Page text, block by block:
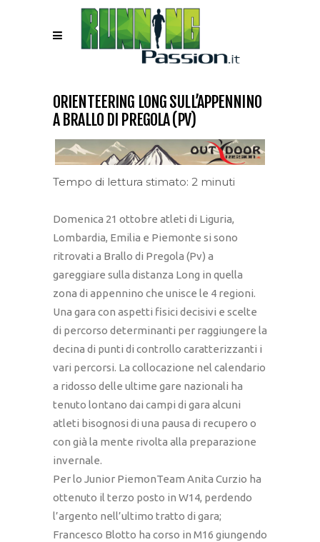
ORIENTEERING LONG SULL’APPENNINO
A BRALLO DI PREGOLA (PV)
Tempo di lettura stimato: 2 minuti
Domenica 21 ottobre atleti di Liguria,
Lombardia, Emilia e Piemonte si sono
ritrovati a Brallo di Pregola (Pv) a
gareggiare sulla distanza Long in quella
zona di appennino che unisce le 4 regioni.
Una gara con aspetti fisici decisivi e scelte
di percorso determinanti per raggiungere la
decina di punti di controllo caratterizzanti i
vari percorsi. La collocazione nel calendario
a ridosso delle ultime gare nazionali ha
tenuto lontano dai campi di gara alcuni
atleti bisognosi di una pausa di recupero o
con già la mente rivolta alla preparazione
invernale.
Per lo Junior PiemonTeam Anita Curzio ha
ottenuto il terzo posto in W14, perdendo
l’argento nell’ultimo tratto di gara;
Francesco Blotto ha corso in M16 giungendo